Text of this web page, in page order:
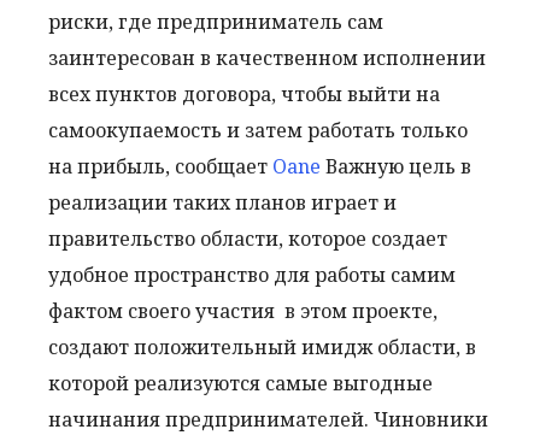
риски, где предприниматель сам
заинтересован в качественном исполнении
всех пунктов договора, чтобы выйти на
самоокупаемость и затем работать только
на прибыль, сообщает Oane Важную цель в
реализации таких планов играет и
правительство области, которое создает
удобное пространство для работы самим
фактом своего участия в этом проекте,
создают положительный имидж области, в
которой реализуются самые выгодные
начинания предпринимателей. Чиновники